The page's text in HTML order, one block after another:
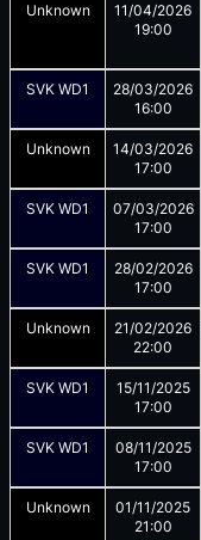
Unknown
11/04/2026
19:00
SVK WD1
28/03/2026
16:00
Unknown
14/03/2026
17:00
SVK WD1
07/03/2026
17:00
SVK WD1
28/02/2026
17:00
Unknown
21/02/2026
22:00
SVK WD1
15/11/2025
17:00
SVK WD1
08/11/2025
17:00
Unknown
01/11/2025
21:00